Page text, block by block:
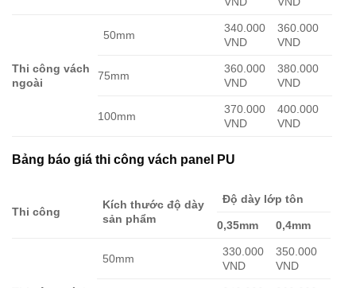
Thi công vách
ngoài
50mm
340.000
VND
360.000
VND
75mm
360.000
VND
380.000
VND
100mm
370.000
VND
400.000
VND
Bảng báo giá thi công vách panel PU
Thi công
Kích thước độ dày
sản phẩm
Độ dày lớp tôn
0,35mm 0,4mm
50mm
330.000
VND
350.000
VND